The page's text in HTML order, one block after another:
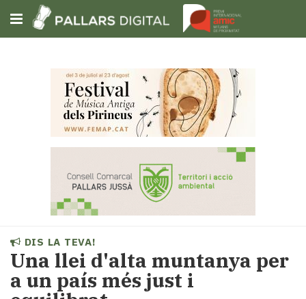
Subscriu-t'hi
Portada
Societat
Política
i
municipis
DIS LA TEVA!
Una llei d'alta muntanya per
a un país més just i